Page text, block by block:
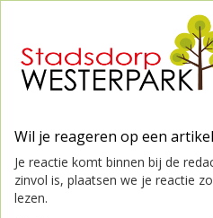
Wil je reageren op een
Je reactie komt binnen bij de
zinvol is, plaatsen we je reactie
lezen.